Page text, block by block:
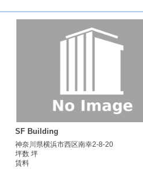
SF Building
神奈川県横浜市西区南幸2-8-20
坪数 坪
賃料